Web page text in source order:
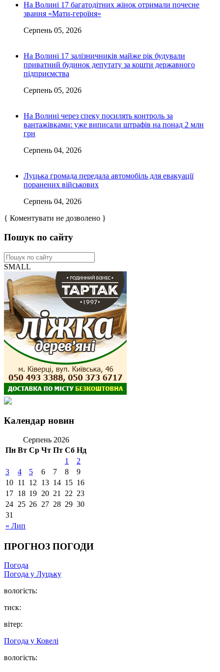
На Волині 17 багатодітних жінок отримали почесне
звання «Мати-героїня»
Серпень 05, 2026
На Волині 17 залізничників майже рік будували
приватний будинок депутату за кошти державного
підприємства
Серпень 05, 2026
На Волині через спеку посилять контроль за
вантажівками: уже виписали штрафів на понад 2 млн
грн
Серпень 04, 2026
Луцька громада передала автомобіль для евакуації
поранених військових
Серпень 04, 2026
{ Коментувати не дозволено }
Пошук по сайту
SMALL
Календар новин
Серпень 2026
Пн Вт Ср Чт Пт Сб Нд
« Лип
1
2
3
4 5 6 7 8
9
10 11 12 13 14 15 16
17 18 19 20 21 22 23
24 25 26 27 28 29 30
31
ПРОГНОЗ ПОГОДИ
Погода
Погода у Луцьку
вологість:
тиск:
вітер:
Погода у Ковелі
вологість: